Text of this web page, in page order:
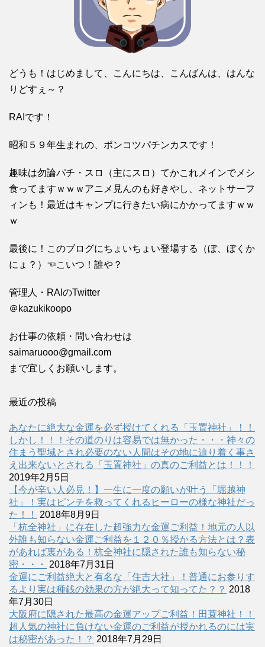
どうも！はじめまして、こんにちは、こんばんは、はんな
りどすぇ～？
RAIです！
昭和５９年生まれの、ポンコツパチンカスです！
趣味は勿論パチ・スロ（主にスロ）てかこれメインでメシ
食ってますｗｗｗアニメ見んのも好きやし、ネットサーフ
ィンも！最近はキャンプに行きたい病にかかってますｗｗ
ｗ
最後に！このブログにちょいちょい登場する（ぼ、ぼくか
にょ？）☜こいつ！誰や？
管理人・RAIのTwitter
＠kazukikoopo
お仕事の依頼・問い合わせは
saimaruooo@gmail.com
まで宜しくお願いします。
最近の投稿
あなたに絶大な金運を必ず授けてくれる「玉置神社」！！
しかし！！！その道のりは容易では無かった・・・神々の
住まう聖域とされ必要のない人間はその地に辿り着く事さ
え出来ないとされる「玉置神社」の真のご利益とは！！！
2019年2月5日
【今が辛い人必見！】一生に一度の願いが叶う「堀越神
社」！実はピンチを救ってくれるヒーローの様な神社だっ
た！！
2018年8月9日
「杭全神社」に存在した超強力な金運ご利益！地元の人以
外誰も知らない金運ご利益を１２０％授かる方法とは？表
があれば裏がある！杭全神社に隠された誰も知らない秘
密・・・
2018年7月31日
金運にご利益絶大と有名な「住吉大社」！普通にお参りす
るより実は種銭の効果の方が絶大って知ってた？？ 2018
年7月30日
大阪府に隠された最高の金運アップご利益！田蓑神社！！
超人気の神社に負けない金運のご利益が授かれるのには実
は秘密があった！？ 2018年7月29日